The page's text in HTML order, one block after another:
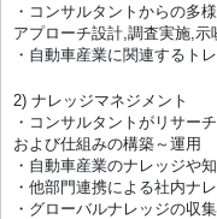
・コンサルタントからの多
アプローチ設計,調査実施,
・自動車産業に関連するト
2) ナレッジマネジメント
・コンサルタントがリサー
および仕組みの構築～運用
・自動車産業のナレッジや
・他部門連携による社内ナ
・グローバルナレッジの収